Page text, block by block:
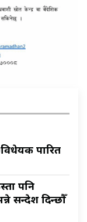
पारित
पनि
सन्देश दिन्छौँ